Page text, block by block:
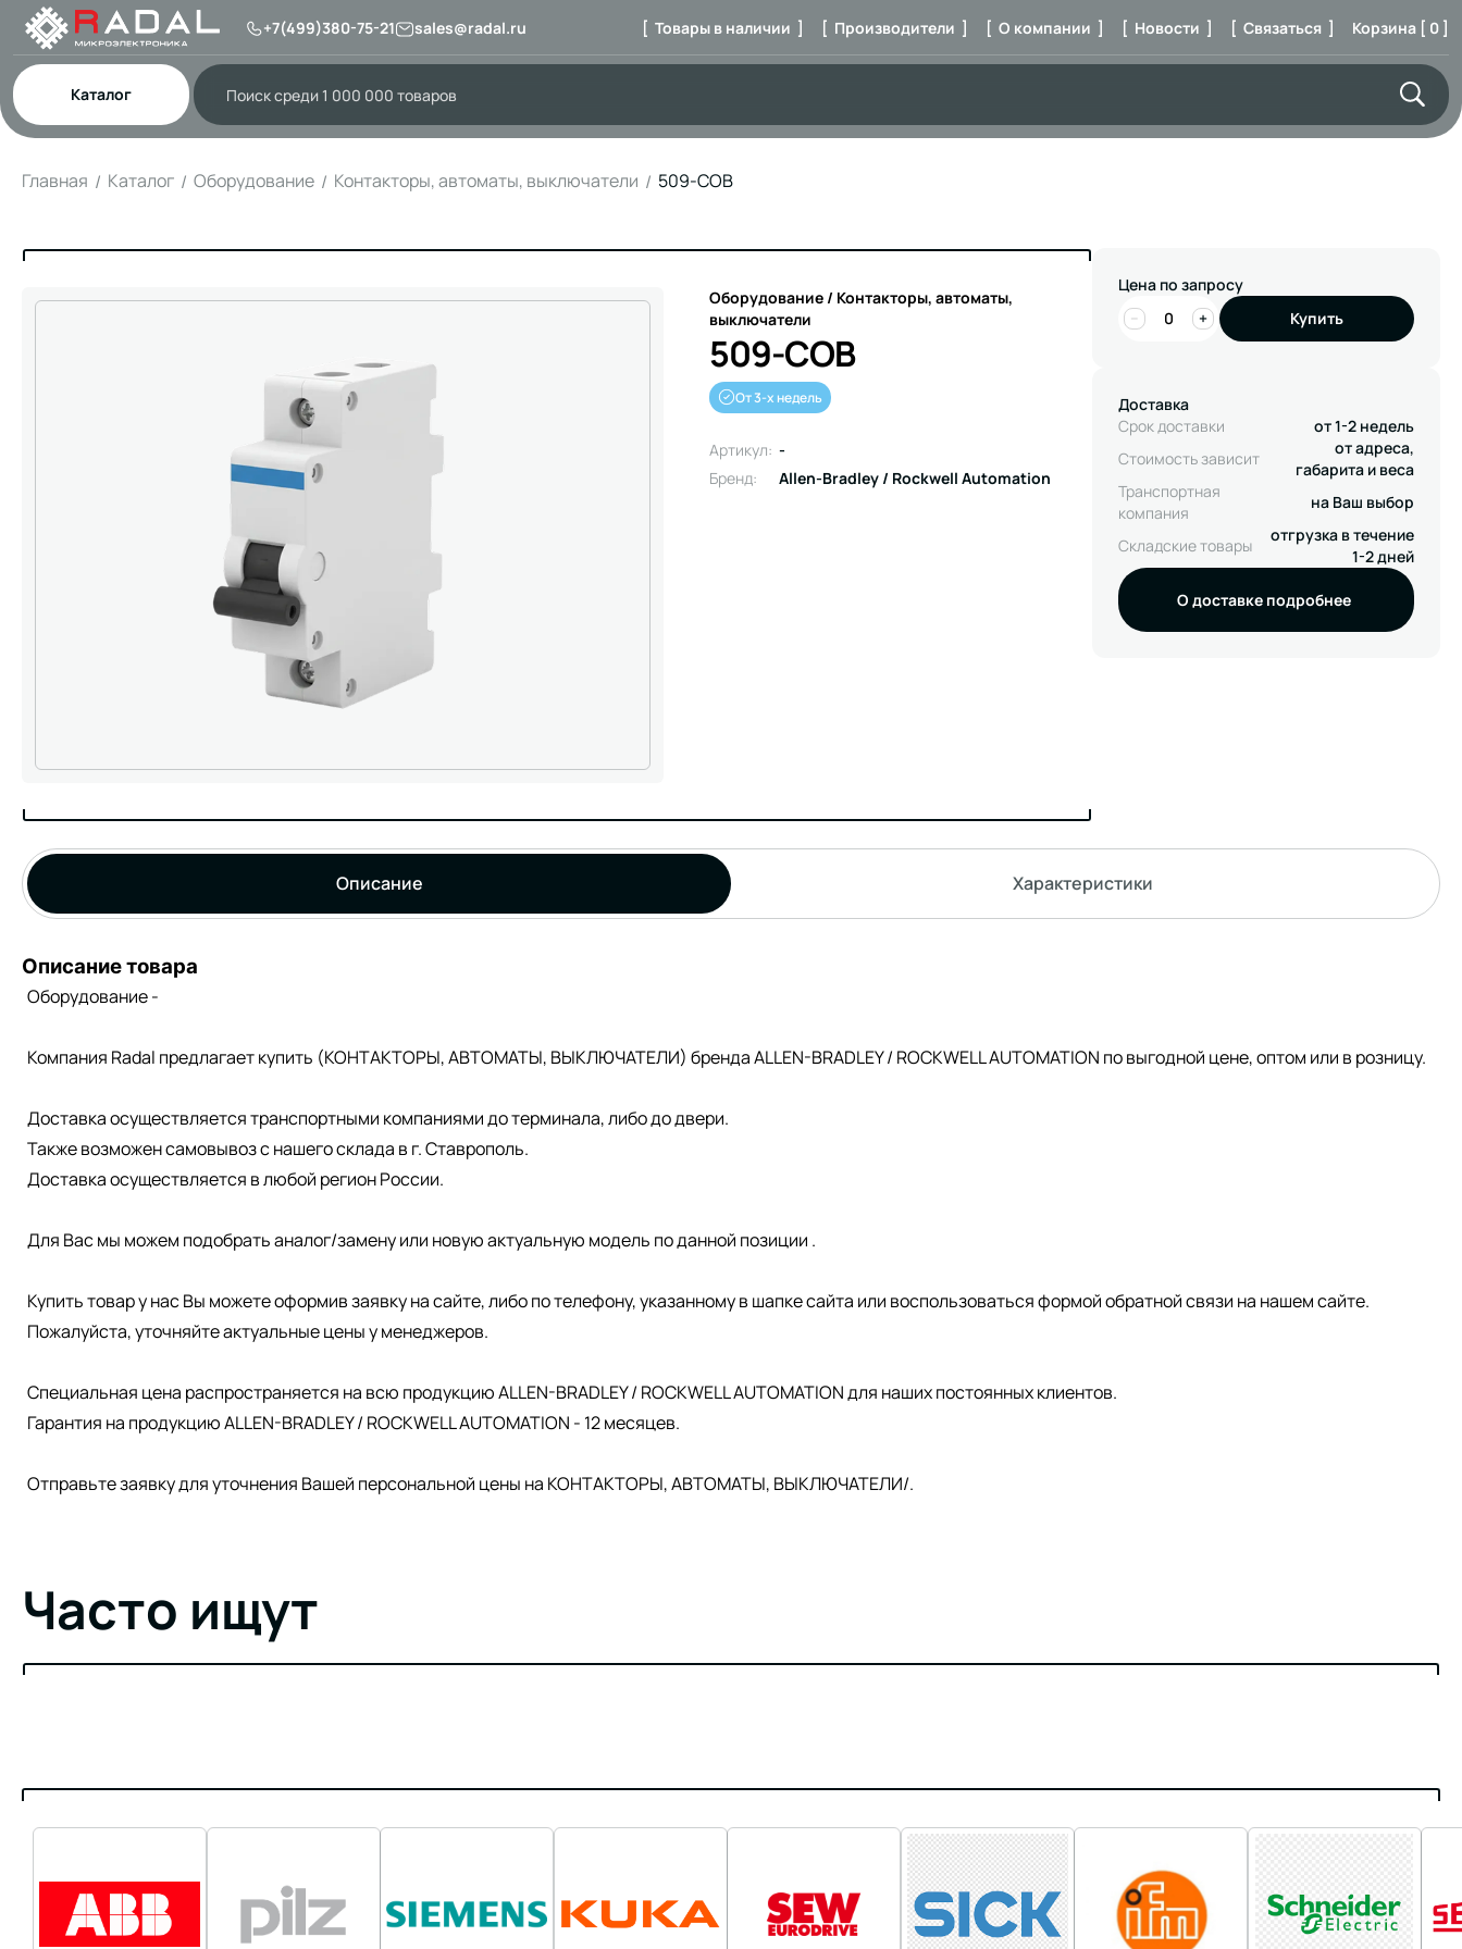
+7(499)380-75-21 sales@radal.ru [ Товары в наличии ] [ Производители ] [ О компании ] [ Новости ] [ Связаться ] Корзина [ 0 ]
Каталог
Главная Каталог Оборудование Контакторы, автоматы, выключатели 509-COB
Оборудование / Контакторы, автоматы,
выключатели
509-COB
От 3-х недель
Артикул: -
Бренд:
Allen-Bradley / Rockwell Automation
Цена по запросу
−
+ Купить
Доставка
Срок доставки
от 1-2 недель
Стоимость зависит
от адреса,
габарита и веса
Транспортная
компания
на Ваш выбор
Складские товары
отгрузка в течение
1-2 дней
О доставке подробнее
Описание Характеристики
Описание товара
Оборудование -
Компания Radal предлагает купить (КОНТАКТОРЫ, АВТОМАТЫ, ВЫКЛЮЧАТЕЛИ) бренда ALLEN-BRADLEY / ROCKWELL AUTOMATION по выгодной цене, оптом или в розницу.
Доставка осуществляется транспортными компаниями до терминала, либо до двери.
Также возможен самовывоз с нашего склада в г. Ставрополь.
Доставка осуществляется в любой регион России.
Для Вас мы можем подобрать аналог/замену или новую актуальную модель по данной позиции .
Купить товар у нас Вы можете оформив заявку на сайте, либо по телефону, указанному в шапке сайта или воспользоваться формой обратной связи на нашем сайте.
Пожалуйста, уточняйте актуальные цены у менеджеров.
Специальная цена распространяется на всю продукцию ALLEN-BRADLEY / ROCKWELL AUTOMATION для наших постоянных клиентов.
Гарантия на продукцию ALLEN-BRADLEY / ROCKWELL AUTOMATION - 12 месяцев.
Отправьте заявку для уточнения Вашей персональной цены на КОНТАКТОРЫ, АВТОМАТЫ, ВЫКЛЮЧАТЕЛИ/.
Часто ищут